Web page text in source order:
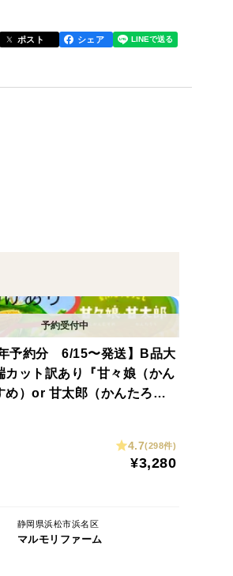
ージにて長くお待たせするこ
応が遅れてしまう場合がござ
ポスト シェア
年予約分 6/15〜発送】B品大
ット訳あり『甘々娘（かん
郎（かんたろ
ロコシを！
4.7(298件)
¥3,280
静岡県浜松市浜名区
マルモリファーム